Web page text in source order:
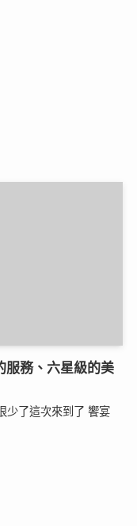
服務、六星級的美
少了這次來到了 饗宴